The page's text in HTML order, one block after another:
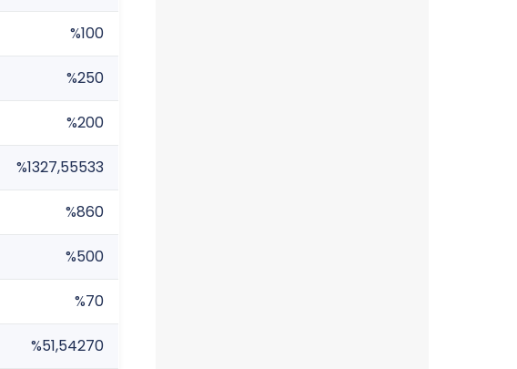
%100
%250
%200
%1327,55533
%860
%500
%70
%51,54270